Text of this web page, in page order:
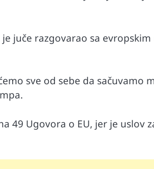
juče razgovarao sa evropskim
sve od sebe da sačuvamo
49 Ugovora o EU, jer je uslov